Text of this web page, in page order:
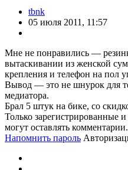
tbnk
05 июля 2011, 11:57
Мне не понравились —
вытаскивании из женской
крепления и телефон на пол
Вывод — это не шнурок для
медиатора.
Брал 5 штук на бике, со
Только зарегистрированные
могут оставлять комментарии.
Напомнить пароль